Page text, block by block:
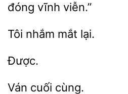
đóng vĩnh viễn.”
nhắm
Được.